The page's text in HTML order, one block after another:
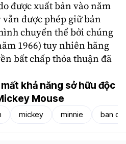
được xuất bản vào năm
vẫn được phép giữ bản
chuyển thể bởi chúng
1966) tuy nhiên hãng
bất chấp thỏa thuận đã
khả năng sở hữu độc
Mouse
mickey minnie ban